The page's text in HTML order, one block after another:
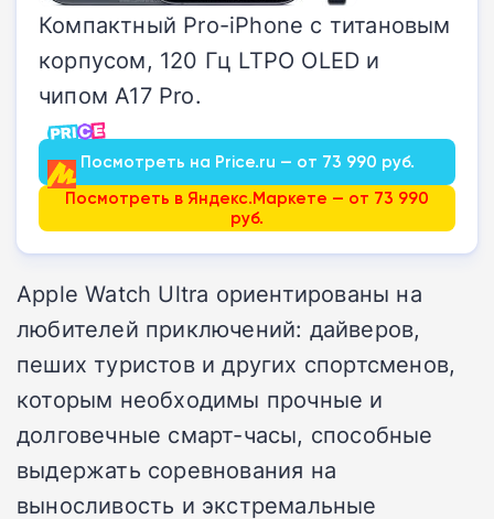
Компактный Pro-iPhone с титановым
корпусом, 120 Гц LTPO OLED и
чипом A17 Pro.
Посмотреть на Price.ru — от 73 990 руб.
Посмотреть в Яндекс.Маркете — от 73 990
руб.
Apple Watch Ultra ориентированы на
любителей приключений: дайверов,
пеших туристов и других спортсменов,
которым необходимы прочные и
долговечные смарт-часы, способные
выдержать соревнования на
выносливость и экстремальные